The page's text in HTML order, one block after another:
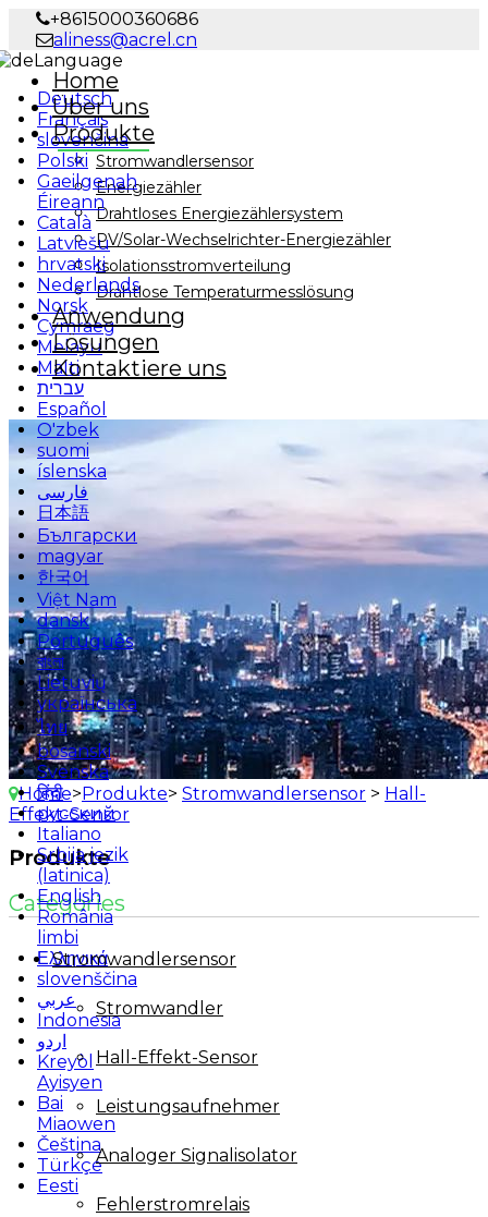
+8615000360686
aliness@acrel.cn
Language
Deutsch
Français
slovenčina
Polski
Gaeilgenah
Éireann
Català
Latviešu
hrvatski
Nederlands
Norsk
Cymraeg
Melayu
Malti
עברית
Español
O'zbek
suomi
íslenska
فارسی
日本語
Български
magyar
한국어
Việt Nam
dansk
Português
বাংলা
Lietuvių
українська
ไทย
bosanski
Svenska
हिंदी
русский
Italiano
Srbija jezik
(latinica)
English
România
limbi
Ελληνικά
slovenščina
عربي
Indonesia
اردو
Kreyòl
Ayisyen
Bai
Miaowen
Čeština
Türkçe
Eesti
Home
Über uns
Produkte
Stromwandlersensor
Energiezähler
Drahtloses Energiezählersystem
PV/Solar-Wechselrichter-Energiezähler
Isolationsstromverteilung
Drahtlose Temperaturmesslösung
Anwendung
Lösungen
Kontaktiere uns
Home>Produkte> Stromwandlersensor > Hall-
Effekt-Sensor
Produkte
Categories
Stromwandlersensor
Stromwandler
Hall-Effekt-Sensor
Leistungsaufnehmer
Analoger Signalisolator
Fehlerstromrelais